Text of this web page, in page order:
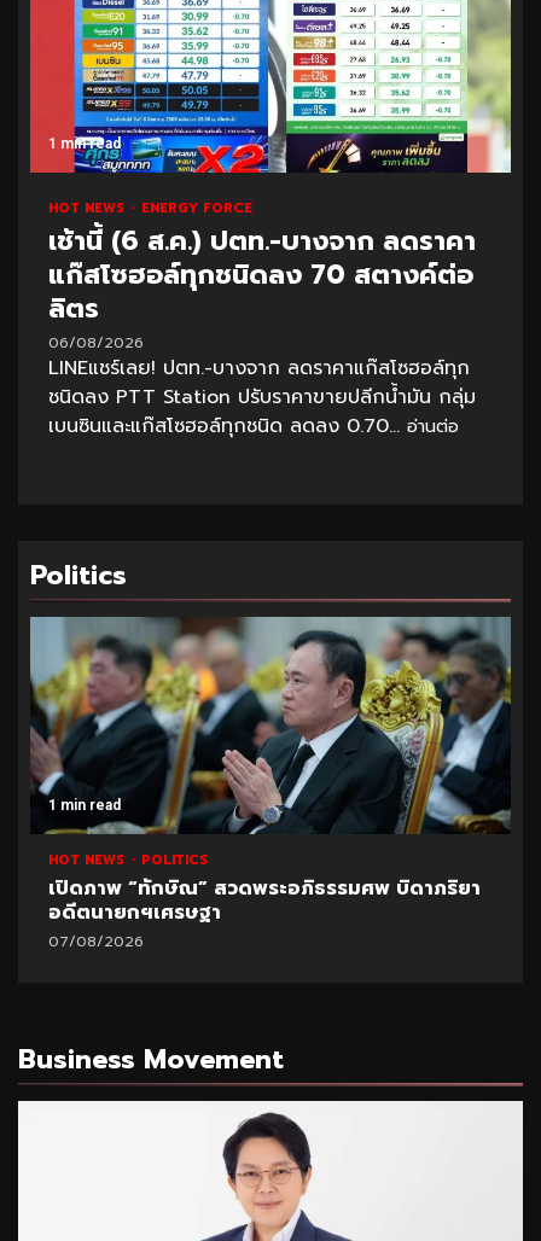
1 min read
HOT NEWS ENERGY FORCE
เช้านี้ (6 ส.ค.) ปตท.-บางจาก ลดราคา
แก๊สโซฮอล์ทุกชนิดลง 70 สตางค์ต่อ
ลิตร
06/08/2026
LINEแชร์เลย! ปตท.-บางจาก ลดราคาแก๊สโซฮอล์ทุก
ชนิดลง PTT Station ปรับราคาขายปลีกน้ำมัน กลุ่ม
เบนซินและแก๊สโซฮอล์ทุกชนิด ลดลง 0.70... อ่านต่อ
Politics
1 min read
HOT NEWS POLITICS
เปิดภาพ “ทักษิณ” สวดพระอภิธรรมศพ บิดาภริยา
อดีตนายกฯเศรษฐา
07/08/2026
Business Movement